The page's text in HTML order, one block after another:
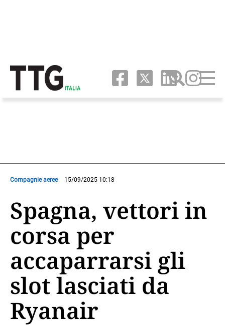
Compagnie aeree 15/09/2025 10:18
Spagna, vettori in
corsa per
accaparrarsi gli
slot lasciati da
Ryanair